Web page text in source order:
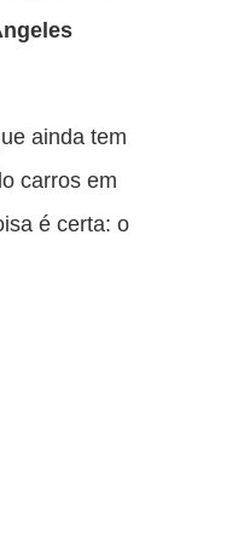
ainda tem
carros em
é certa: o